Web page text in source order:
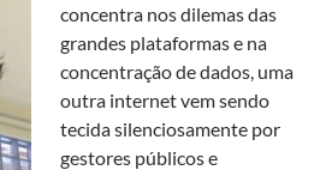
concentra nos dilemas das
grandes plataformas e na
concentração de dados, uma
outra internet vem sendo
tecida silenciosamente por
gestores públicos e